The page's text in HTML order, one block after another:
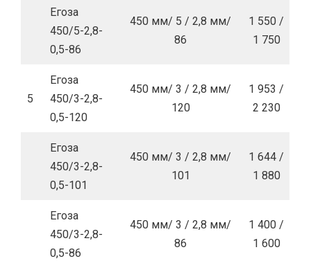
Егоза
450/5-2,8-
0,5-86
450 мм/ 5 / 2,8 мм/
86
1 550 /
1 750
5
Егоза
450/3-2,8-
0,5-120
450 мм/ 3 / 2,8 мм/
120
1 953 /
2 230
Егоза
450/3-2,8-
0,5-101
450 мм/ 3 / 2,8 мм/
101
1 644 /
1 880
Егоза
450/3-2,8-
0,5-86
450 мм/ 3 / 2,8 мм/
86
1 400 /
1 600